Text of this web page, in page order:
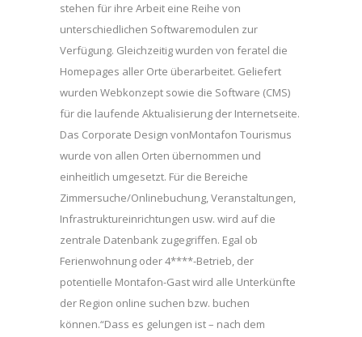
stehen für ihre Arbeit eine Reihe von
unterschiedlichen Softwaremodulen zur
Verfügung. Gleichzeitig wurden von feratel die
Homepages aller Orte überarbeitet. Geliefert
wurden Webkonzept sowie die Software (CMS)
für die laufende Aktualisierung der Internetseite.
Das Corporate Design vonMontafon Tourismus
wurde von allen Orten übernommen und
einheitlich umgesetzt. Für die Bereiche
Zimmersuche/Onlinebuchung, Veranstaltungen,
Infrastruktureinrichtungen usw. wird auf die
zentrale Datenbank zugegriffen. Egal ob
Ferienwohnung oder 4****-Betrieb, der
potentielle Montafon-Gast wird alle Unterkünfte
der Region online suchen bzw. buchen
können.“Dass es gelungen ist – nach dem